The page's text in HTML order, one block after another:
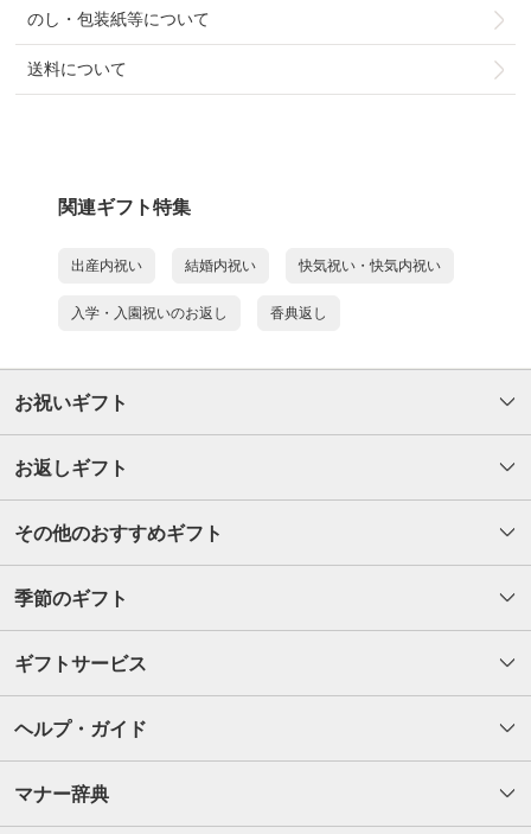
のし・包装紙等について
送料について
関連ギフト特集
出産内祝い 結婚内祝い 快気祝い・快気内祝い
入学・入園祝いのお返し 香典返し
お祝いギフト
お返しギフト
その他のおすすめギフト
季節のギフト
ギフトサービス
ヘルプ・ガイド
マナー辞典